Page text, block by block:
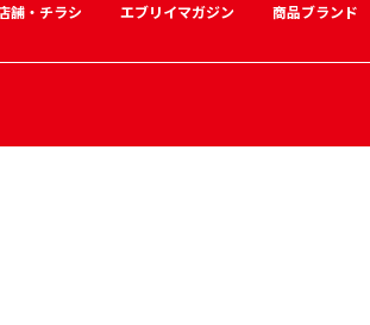
舗・チラシ エブリイマガジン 商品ブランド